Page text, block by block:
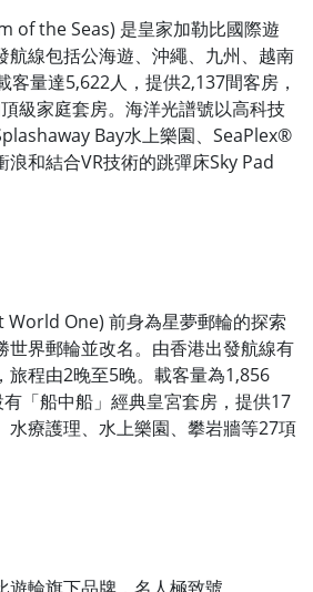
of the Seas) 是皇家加勒比國際遊
航線包括公海遊、沖繩、九州、越南
客量達5,622人，提供2,137間客房，
級家庭套房。海洋光譜號以高科技
Bay水上樂園、SeaPlex®
浪和結合VR技術的跳彈床Sky Pad
World One) 前身為星夢郵輪的探索
世界郵輪並改名。由香港出發航線有
旅程由2晚至5晚。載客量為1,856
「船中船」經典皇宮套房，提供17
水療護理、水上樂園、攀岩牆等27項
遊輪旗下品牌，名人極致號